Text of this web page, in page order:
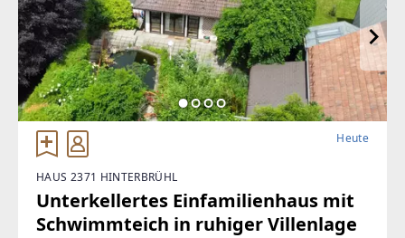
Heute
HAUS 2371 HINTERBRÜHL
Unterkellertes Einfamilienhaus mit
Schwimmteich in ruhiger Villenlage